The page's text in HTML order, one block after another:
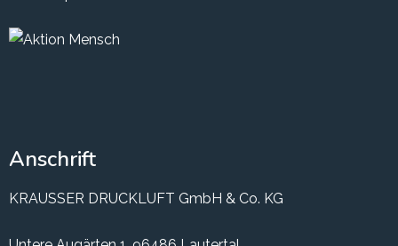
Anschrift
KRAUSSER DRUCKLUFT GmbH & Co. KG